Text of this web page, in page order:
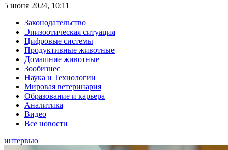
5 июня 2024, 10:11
Законодательство
Эпизоотическая ситуация
Цифровые системы
Продуктивные животные
Домашние животные
Зообизнес
Наука и Технологии
Мировая ветеринария
Образование и карьера
Аналитика
Видео
Все новости
интервью